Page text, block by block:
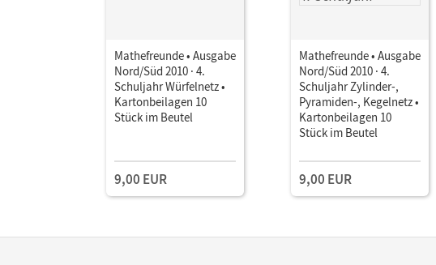
Mathefreunde • Ausgabe
Nord/Süd 2010 · 4.
Schuljahr Würfelnetz •
Kartonbeilagen 10
Stück im Beutel
9,00 EUR
Mathefreunde • Ausgabe
Nord/Süd 2010 · 4.
Schuljahr Zylinder-,
Pyramiden-, Kegelnetz •
Kartonbeilagen 10
Stück im Beutel
9,00 EUR